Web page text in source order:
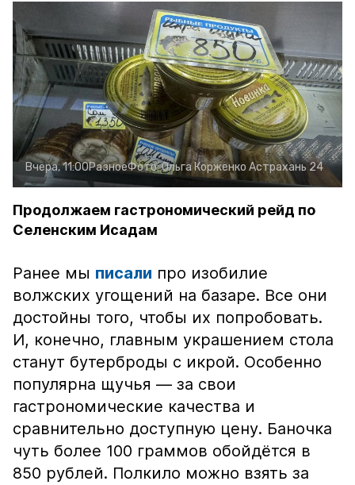
Вчера, 11:00РазноеФото:Ольга Корженко Астрахань 24
Продолжаем гастрономический рейд по
Селенским Исадам
Ранее мы писали про изобилие
волжских угощений на базаре. Все они
достойны того, чтобы их попробовать.
И, конечно, главным украшением стола
станут бутерброды с икрой. Особенно
популярна щучья — за свои
гастрономические качества и
сравнительно доступную цену. Баночка
чуть более 100 граммов обойдётся в
850 рублей. Полкило можно взять за